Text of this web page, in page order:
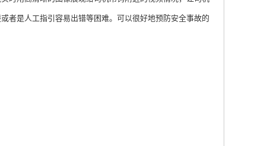
者是人工指引容易出错等困难。可以很好地预防安全事故的